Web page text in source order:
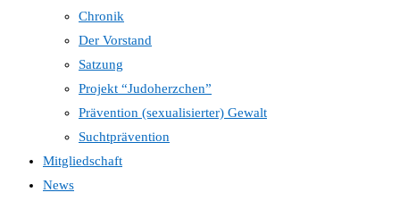
Chronik
Der Vorstand
Satzung
Projekt “Judoherzchen”
Prävention (sexualisierter) Gewalt
Suchtprävention
Mitgliedschaft
News